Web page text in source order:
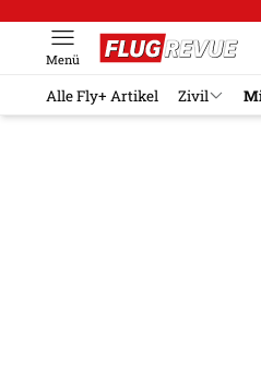
Menü
Alle Fly+ Artikel Zivil